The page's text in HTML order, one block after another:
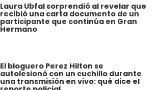
Laura Ubfal sorprendió al revelar que
recibió una carta documento de un
participante que continúa en Gran
Hermano
El bloguero Perez Hilton se
autolesionó con un cuchillo durante
una transmisión en vivo: qué dice el